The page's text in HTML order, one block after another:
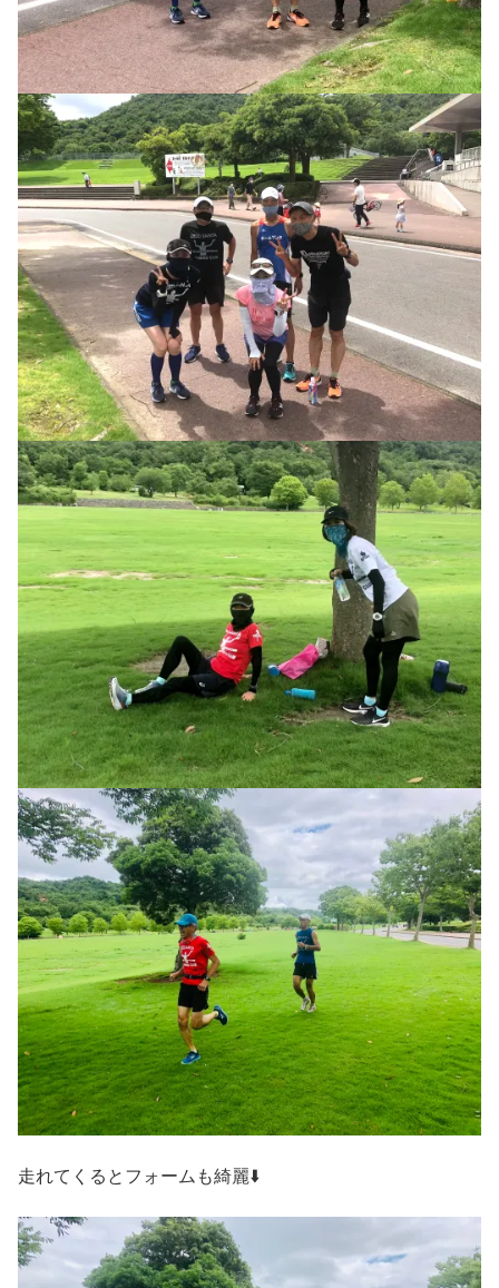
走れてくるとフォームも綺麗⬇️